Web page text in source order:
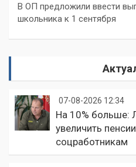
В ОП предложили ввести
школьника к 1 сентября
07-08-2026 12:34
На 10% больше:
увеличить
соцработникам